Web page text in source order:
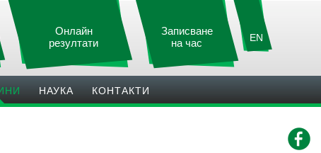
EN
Записване
на час
Онлайн
резултати
НАУКА КОНТАКТИ